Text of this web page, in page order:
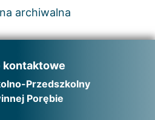
kontaktowe
Przedszkolny
Porębie